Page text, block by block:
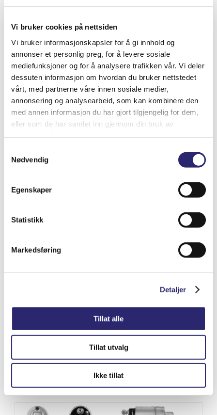
Vi bruker cookies på nettsiden
Vi bruker informasjonskapsler for å gi innhold og
annonser et personlig preg, for å levere sosiale
mediefunksjoner og for å analysere trafikken vår. Vi deler
dessuten informasjon om hvordan du bruker nettstedet
vårt, med partnerne våre innen sosiale medier,
annonsering og analysearbeid, som kan kombinere den
med annen informasjon du har gjort tilgjengelig for dem,
eller som de har samlet inn gjennom din bruk av
Nødvendig
Egenskaper
Statistikk
Markedsføring
Detaljer
Tillat alle
Tillat utvalg
Ikke tillat
STARTER 10T 1,2KW
kr7,147.50 (ex mva:kr5,718.00)
Varenummer: els-014281
Legg i handlekurv
STARTER 9T 2KW PERKINS D2-55 (25-
kr5,105.00 (ex mva:kr4,084.00)
Varenummer: els-0001109035